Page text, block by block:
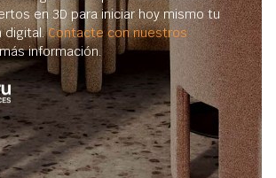
en 3D para iniciar hoy mismo tu
digital.Contacte con nuestros
información.